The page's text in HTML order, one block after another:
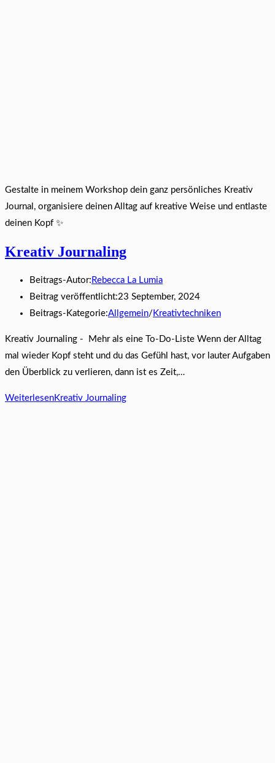
Gestalte in meinem Workshop dein ganz persönliches Kreativ
Journal, organisiere deinen Alltag auf kreative Weise und entlaste
deinen Kopf ✨
Kreativ Journaling
Beitrags-Autor: Rebecca La Lumia
Beitrag veröffentlicht:23 September, 2024
Beitrags-Kategorie:Allgemein/ Kreativtechniken
Kreativ Journaling - Mehr als eine To-Do-Liste Wenn der Alltag
mal wieder Kopf steht und du das Gefühl hast, vor lauter Aufgaben
den Überblick zu verlieren, dann ist es Zeit,…
WeiterlesenKreativ Journaling